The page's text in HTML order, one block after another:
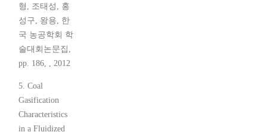
형, 조태성, 홍
성구, 왕용, 한
국 농공학회 학
술대회논문집,
pp. 186, , 2012
5. Coal
Gasification
Characteristics
in a Fluidized